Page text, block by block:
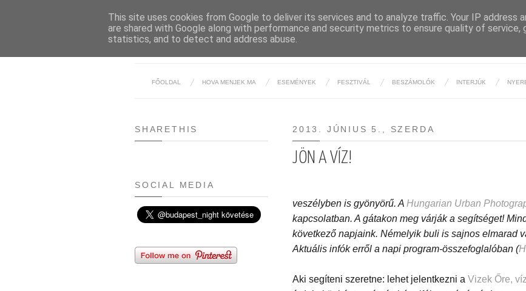
BUDAPESTI ÉJSZAKA
FŐOLDAL HOVA MENJEK MA ESEMÉNYEK FESZTIVÁL BESZÁMOLÓK INTERJÚK
2013. JÚNIUS 5., SZERDA
JÖN A VÍZ!
veszélyben is gyönyörű. A Hungarian Urban
kapcsolatban. A gátakon meg várják a segítséget!
következő napjaink. Némelyik buli is sajnos elmarad
Aktuális infók erről a napi program-összefoglalóban (
Aki segíteni szeretne: lehet jelentkezni a Vizek Őre,
SHARETHIS
SOCIAL MEDIA
This site uses cookies from Google to deliver its services and to analyze traffic. Your IP address
are shared with Google along with performance and security metrics to ensure quality of service,
statistics, and to detect and address abuse.